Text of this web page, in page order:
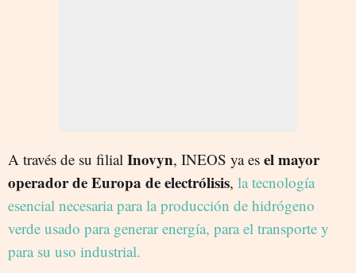
A través de su filial Inovyn, INEOS ya es el mayor
operador de Europa de electrólisis, la tecnología
esencial necesaria para la producción de hidrógeno
verde usado para generar energía, para el transporte y
para su uso industrial.